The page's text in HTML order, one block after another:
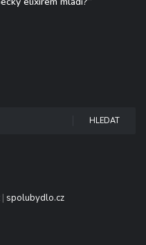
HLEDAT
| spolubydlo.cz